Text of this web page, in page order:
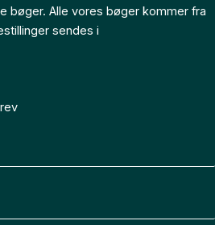
bøger. Alle vores bøger kommer fra
sendes i